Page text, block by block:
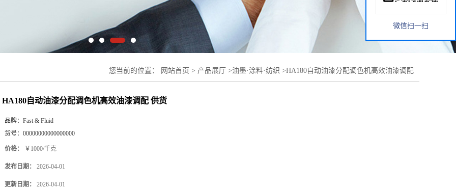
您当前的位置： 网站首页 > 产品展厅 >油墨·涂料·纺织 >HA180自动油漆分配调色机高效油漆调配
HA180自动油漆分配调色机高效油漆调配 供货
品牌： Fast & Fluid
货号： 00000000000000000
价格： ￥1000/千克
发布日期： 2026-04-01
更新日期： 2026-04-01
微信扫一扫